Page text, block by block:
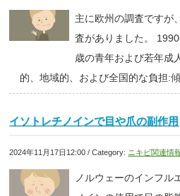
主に欧州の調査ですが
査がありました。
歳の青年および若年成
的、地域的、および全国的な負担:
イソトレチノインで目や爪の副作用
2024年11月17日12:00 / Category: ニキビ関連情
ノルウェーのインフル